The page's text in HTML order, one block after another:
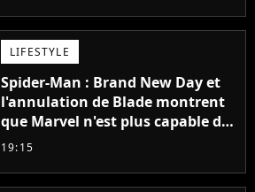
LIFESTYLE
Spider-Man : Brand New Day et
l'annulation de Blade montrent
que Marvel n'est plus capable de
faire quoi que ce soit de simple
19:15